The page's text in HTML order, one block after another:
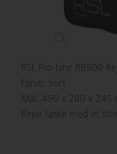
RSL Pro Line RB900
Farve: Sort
Mål: 490 x 280 x 245
Rejse taske med et